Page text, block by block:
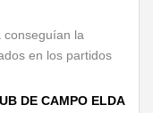
conseguían la
en los partidos
DE CAMPO ELDA